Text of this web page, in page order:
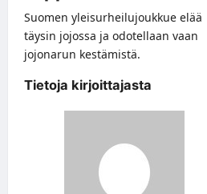
Suomen yleisurheilujoukkue elää
täysin jojossa ja odotellaan vaan
jojonarun kestämistä.
Tietoja kirjoittajasta